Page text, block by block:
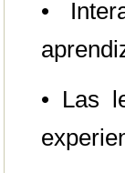
•
• Las